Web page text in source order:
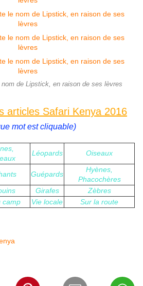
de Lipstick, en raison de ses lèvres
articles Safari Kenya 2016
mot est cliquable)
Léopards Oiseaux
Guépards
Hyènes,
Phacochères
Girafes
Zèbres
camp Vie locale Sur la route